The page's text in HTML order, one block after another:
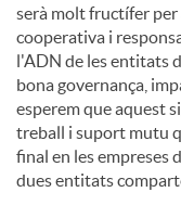
serà molt fructífer per
cooperativa i
l'ADN de les entitats
bona governança,
esperem que aquest
treball i suport mutu
final en les empreses
dues entitats